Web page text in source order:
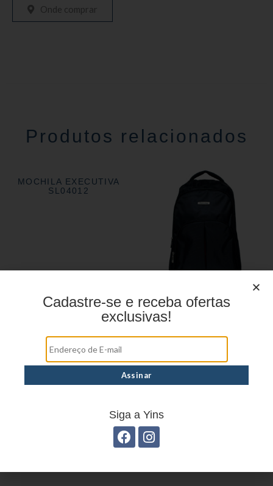
Onde comprar
Produtos relacionados
MOCHILA EXECUTIVA
SL04012
MOCHILA EXECUTIVA
MOCHILA EXECUTIVA EM
Cadastre-se e receba ofertas
exclusivas!
Siga a Yins